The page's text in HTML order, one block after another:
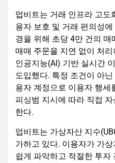
업비트는 거래 인프라 고도
용자 보호 및 거래 편의성
경을 위해 초당 4만 건의 매
매매 주문을 지연 없이 처
인공지능(AI) 기반 실시간
도입했다. 특정 조건이 아
용자 계정으로 이용자 행세
피싱범 지시에 따라 직접
한다.
업비트는 가상자산 지수
가하고 있다. 이용자가 가
쉽게 파악하고 적절한 투자